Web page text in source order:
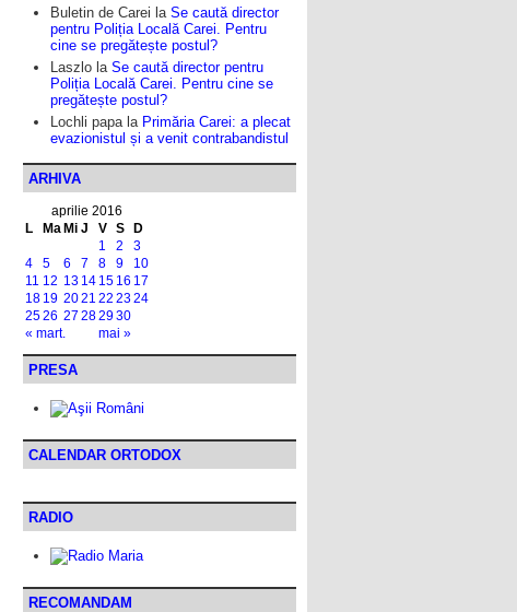
Buletin de Carei la Se caută director
pentru Poliția Locală Carei. Pentru
cine se pregătește postul?
Laszlo la Se caută director pentru
Poliția Locală Carei. Pentru cine se
pregătește postul?
Lochli papala Primăria Carei: a plecat
evazionistul și a venit contrabandistul
ARHIVA
aprilie 2016
L
Ma Mi J V S D
« mart. mai »
1 2
3
4
5 6 7 8 9
10
11 12 13 14 15 16 17
18 19 2021 22 2324
2526 27 282930
PRESA
CALENDAR ORTODOX
RADIO
RECOMANDAM